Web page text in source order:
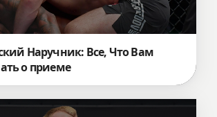
Наручник: Все, Что Вам
о приеме